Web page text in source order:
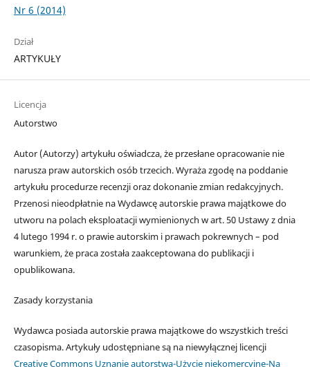
Nr 6 (2014)
Dział
ARTYKUŁY
Licencja
Autorstwo
Autor (Autorzy) artykułu oświadcza, że przesłane opracowanie nie
narusza praw autorskich osób trzecich. Wyraża zgodę na poddanie
artykułu procedurze recenzji oraz dokonanie zmian redakcyjnych.
Przenosi nieodpłatnie na Wydawcę autorskie prawa majątkowe do
utworu na polach eksploatacji wymienionych w art. 50 Ustawy z dnia
4 lutego 1994 r. o prawie autorskim i prawach pokrewnych – pod
warunkiem, że praca została zaakceptowana do publikacji i
opublikowana.
Zasady korzystania
Wydawca posiada autorskie prawa majątkowe do wszystkich treści
czasopisma. Artykuły udostępniane są na niewyłącznej licencji
Creative Commons Uznanie autorstwa-Użycie niekomercyjne-Na